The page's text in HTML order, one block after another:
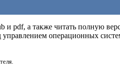
и pdf, а также читать полную
операционных